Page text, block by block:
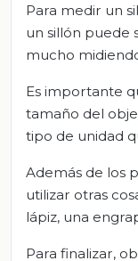
Para medir un
un sillón puede
mucho
Es importante
tamaño del
tipo de unidad
Además de los
utilizar otras
lápiz, una
Para finalizar,